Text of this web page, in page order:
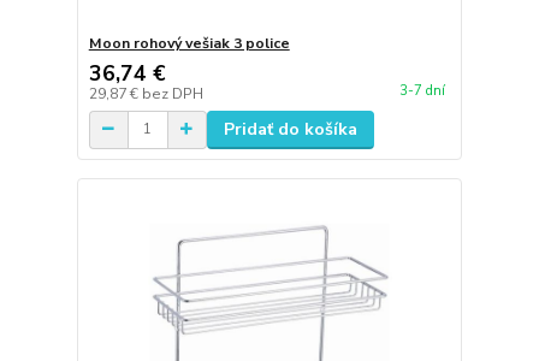
Moon rohový vešiak 3 police
36,74 €
29,87 € bez DPH 3-7 dní
Pridať do košíka